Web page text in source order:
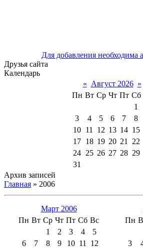
Для добавления необходима
Друзья сайта
Календарь
« Август 2026 »
Пн Вт Ср Чт Пт Сб
1
3
4 5 6 7 8
10 11 12 13 14 15
17 18 19 20 21 22
24 25 26 27 28 29
31
Архив записей
Главная » 2006
Март 2006
Пн Вт Ср Чт Пт Сб Вс
1
2 3 4
5
6
7 8 9 10 11
12
Пн
3